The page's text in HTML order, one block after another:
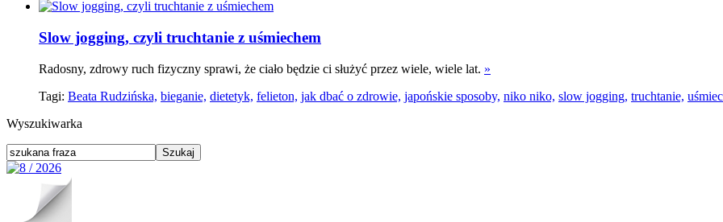
Slow jogging, czyli truchtanie z uśmiechem
Radosny, zdrowy ruch fizyczny sprawi, że ciało będzie ci służyć przez wiele, wiele lat. »
Tagi: Beata Rudzińska, bieganie, dietetyk, felieton, jak dbać o zdrowie, japońskie sposoby, niko niko, slow jogging, truchtanie,
Wyszukiwarka